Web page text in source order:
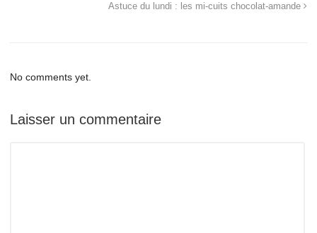
Astuce du lundi : les mi-cuits chocolat-amande
No comments yet.
Laisser un commentaire